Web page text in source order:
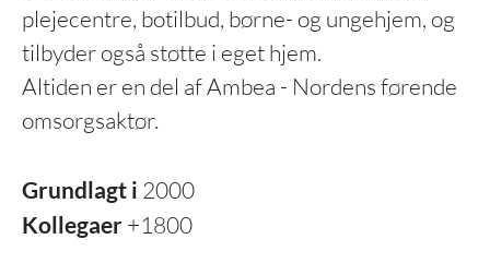
plejecentre, botilbud, børne- og ungehjem, og
tilbyder også støtte i eget hjem.
Altiden er en del af Ambea - Nordens førende
omsorgsaktør.
Grundlagt i 2000
Kollegaer +1800